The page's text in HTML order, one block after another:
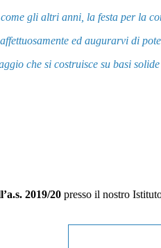
gli altri anni, la festa per la
ed augurarvi di
che si costruisce su basi
2019/20 presso il nostro